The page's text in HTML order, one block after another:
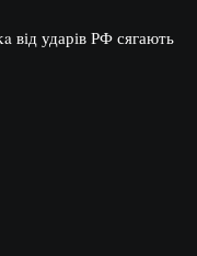
від ударів РФ сягають